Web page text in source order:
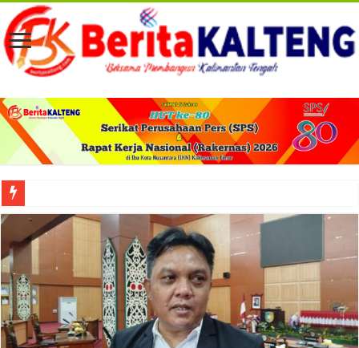
Viral! Selama Dua Bulan Lebih Siltap Serta Tunjangan Pemdes dan BPD di